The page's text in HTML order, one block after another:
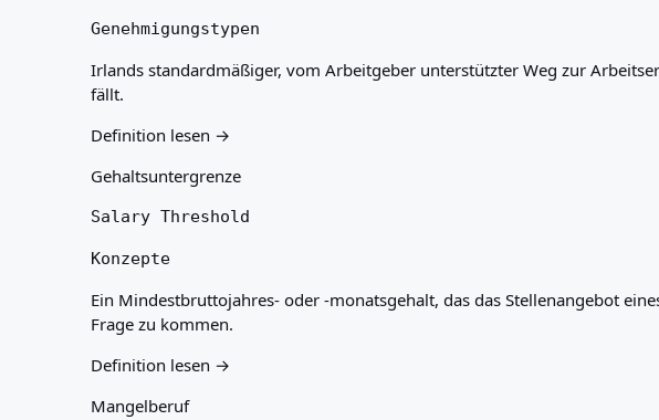
Genehmigungstypen
Irlands standardmäßiger, vom Arbeitgeber unterstützter Weg zur
fällt.
Definition lesen →
Gehaltsuntergrenze
Salary Threshold
Konzepte
Ein Mindestbruttojahres- oder -monatsgehalt, das das Stellenangebot
Frage zu kommen.
Definition lesen →
Mangelberuf